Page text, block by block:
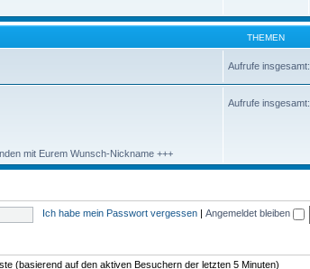
THEMEN
Aufrufe
mit Eurem Wunsch-Nickname +++
Aufrufe
Ich habe mein Passwort vergessen Angemeldet bleiben
(basierend auf den aktiven Besuchern der letzten 5 Minuten)